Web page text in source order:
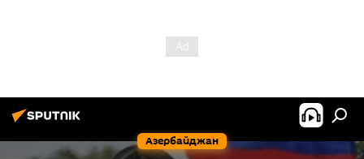
Азербайджан